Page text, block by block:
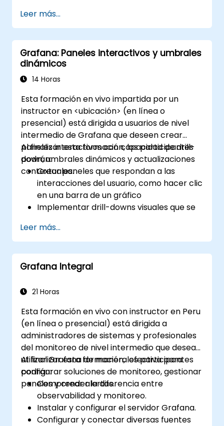
Leer más...
Grafana: Paneles interactivos y umbrales
dinámicos
14 Horas
Esta formación en vivo impartida por un
instructor en <ubicación> (en línea o
presencial) está dirigida a usuarios de nivel
intermedio de Grafana que deseen crear
paneles interactivos con capacidad de drill-
down, umbrales dinámicos y actualizaciones
contextuales.
Al finalizar esta formación, los participantes
podrán:
Crear paneles que respondan a las
interacciones del usuario, como hacer clic
en una barra de un gráfico
Implementar drill-downs visuales que se
nuevas pestañas)
Configurar gráficos circulares y paneles
detallados en función de los filtros de
selección
reaccionen a la entrada del usuario y a los
Leer más...
Grafana Integral
21 Horas
Esta formación en vivo con instructor en Peru
(en línea o presencial) está dirigida a
administradores de sistemas y profesionales
del monitoreo de nivel intermedio que desean
utilizar Grafana de manera efectiva para
configurar soluciones de monitoreo, gestionar
paneles y crear alertas.
Al finalizar esta formación, los participantes
podrán:
Comprender la diferencia entre
observabilidad y monitoreo.
Instalar y configurar el servidor Grafana.
Configurar y conectar diversas fuentes